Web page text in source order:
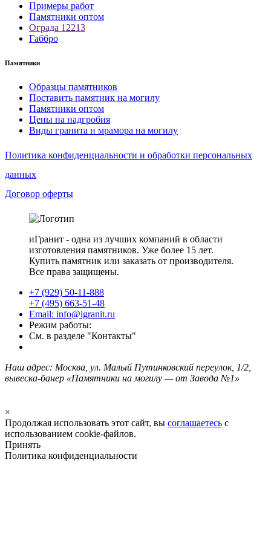
Примеры работ
Памятники оптом
Ограда 12213
Габбро
Памятники
Образцы памятников
Поставить памятник на могилу
Памятники оптом
Цены на надгробия
Виды гранита и мрамора на могилу
Политика конфиденциальности и обработки персональных
данных
Договор оферты
иГранит - одна из лучших компаний в области
изготовления памятников. Уже более 15 лет.
Купить памятник или заказать от производителя.
Все права защищены.
+7 (929) 50-11-888
+7 (495) 663-51-48
Email: info@igranit.ru
Режим работы:
См. в разделе "Контакты"
Наш адрес: Москва, ул. Малый Путинковский переулок, 1/2,
вывеска-банер «Памятники на могилу — от Завода №1»
×
Продолжая использовать этот сайт, вы соглашаетесь с
использованием cookie-файлов.
Принять
Политика конфиденциальности